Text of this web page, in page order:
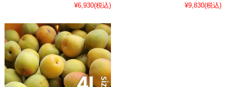
¥6,930(税込)
¥9,830(税込)